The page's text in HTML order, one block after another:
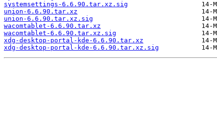
systemsettings-6.6.90.tar.xz.sig
union-6.6.90.tar.xz
union-6.6.90.tar.xz.sig
wacomtablet-6.6.90.tar.xz
wacomtablet-6.6.90.tar.xz.sig
xdg-desktop-portal-kde-6.6.90.tar.xz
xdg-desktop-portal-kde-6.6.90.tar.xz.sig